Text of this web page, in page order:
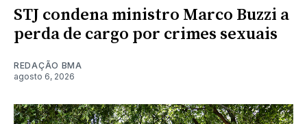
STJ condena ministro Marco Buzzi a
perda de cargo por crimes sexuais
REDAÇÃO BMA
agosto 6, 2026